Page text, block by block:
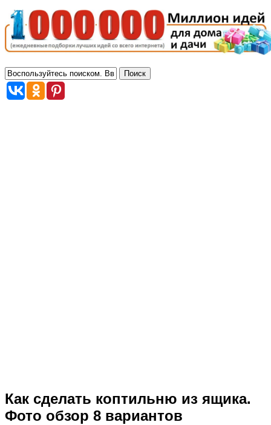
Как сделать коптильню из ящика.
Фото обзор 8 вариантов